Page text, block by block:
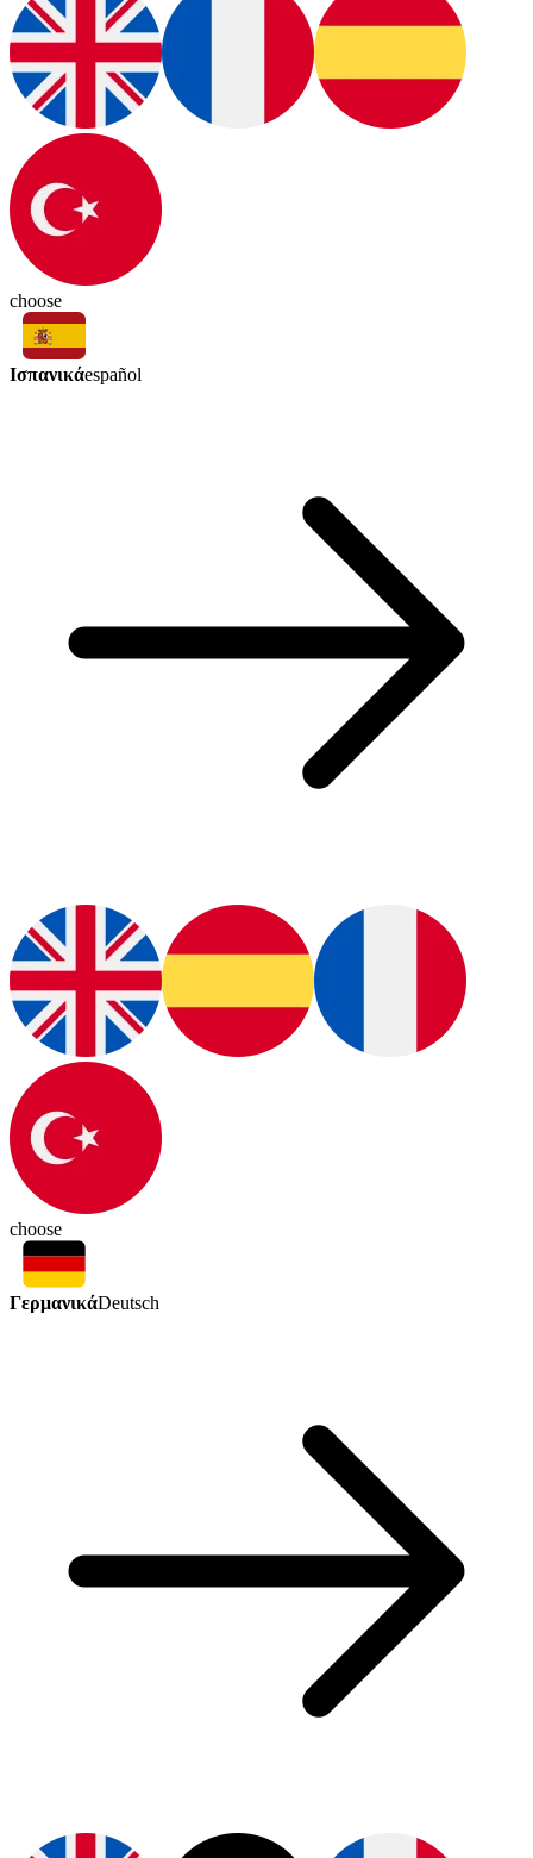
choose
Ισπανικάespañol
choose
ΓερμανικάDeutsch